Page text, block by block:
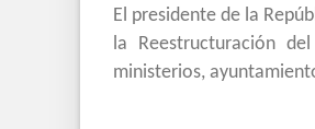
El presidente de la
la Reestructuración
ministerios,